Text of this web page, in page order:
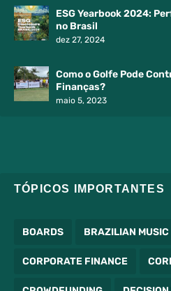
ESG Yearbook 2024:
no Brasil
dez 27, 2024
Como o Golfe Pode
Finanças?
maio 5, 2023
TÓPICOS IMPORTANTES
BOARDS BRAZILIAN MUSIC
CORPORATE FINANCE
CROWDFUNDING